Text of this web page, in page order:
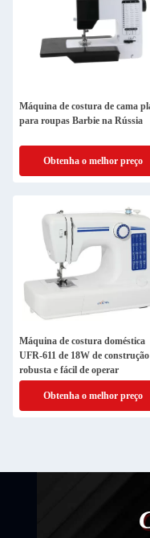
Máquina de costura de cama
para roupas Barbie na Rússia
Obtenha o melhor preço
Máquina de costura doméstica
UFR-611 de 18W de construção
robusta e fácil de operar
Obtenha o melhor preço